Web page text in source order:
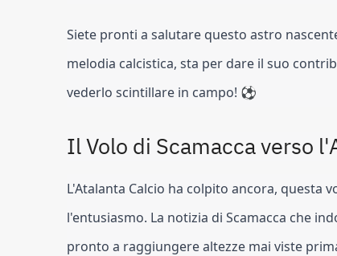
Siete pronti a salutare questo astro
melodia calcistica, sta per dare il suo
vederlo scintillare in campo! ⚽
Il Volo di Scamacca verso
L'Atalanta Calcio ha colpito ancora,
l'entusiasmo. La notizia di Scamacca che
pronto a raggiungere altezze mai viste